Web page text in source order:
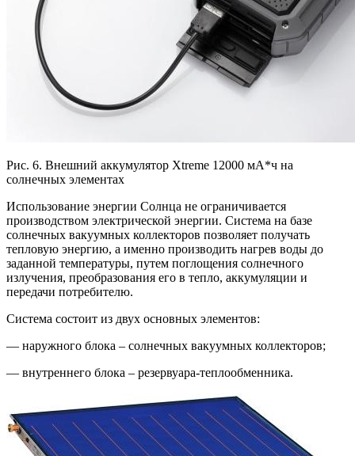
Рис. 6. Внешний аккумулятор Xtreme 12000 мА*ч на
солнечных элементах
Использование энергии Солнца не ограничивается
производством электрической энергии. Система на базе
солнечных вакуумных коллекторов позволяет получать
тепловую энергию, а именно производить нагрев воды до
заданной температуры, путем поглощения солнечного
излучения, преобразования его в тепло, аккумуляции и
передачи потребителю.
Система состоит из двух основных элементов:
— наружного блока – солнечных вакуумных коллекторов;
— внутреннего блока – резервуара-теплообменника.